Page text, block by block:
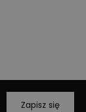
Zapisz się